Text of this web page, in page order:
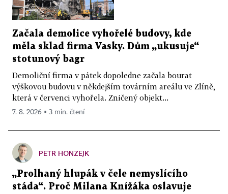
Začala demolice vyhořelé budovy, kde
měla sklad firma Vasky. Dům „ukusuje“
stotunový bagr
Demoliční firma v pátek dopoledne začala bourat
výškovou budovu v někdejším továrním areálu ve Zlíně,
která v červenci vyhořela. Zničený objekt...
7. 8. 2026 ▪ 3 min. čtení
PETR HONZEJK
„Prolhaný hlupák v čele nemyslícího
stáda“. Proč Milana Knížáka oslavuje